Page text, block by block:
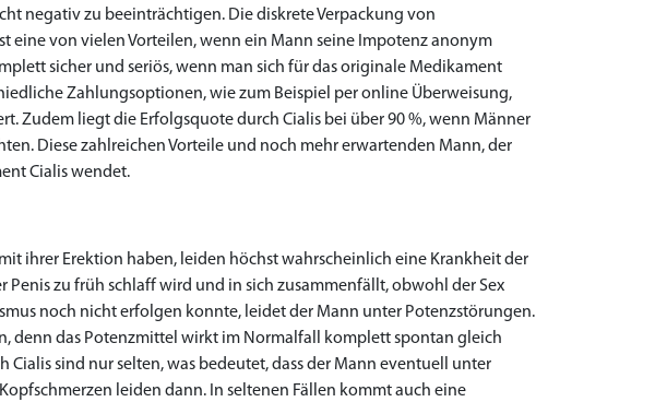
negativ zu beeinträchtigen. Die diskrete Verpackung von
eine von vielen Vorteilen, wenn ein Mann seine Impotenz anonym
sicher und seriös, wenn man sich für das originale Medikament
Zahlungsoptionen, wie zum Beispiel per online Überweisung,
Zudem liegt die Erfolgsquote durch Cialis bei über 90 %, wenn Männer
Diese zahlreichen Vorteile und noch mehr erwartenden Mann, der
Cialis wendet.
ihrer Erektion haben, leiden höchst wahrscheinlich eine Krankheit der
zu früh schlaff wird und in sich zusammenfällt, obwohl der Sex
noch nicht erfolgen konnte, leidet der Mann unter Potenzstörungen.
denn das Potenzmittel wirkt im Normalfall komplett spontan gleich
sind nur selten, was bedeutet, dass der Mann eventuell unter
leiden dann. In seltenen Fällen kommt auch eine